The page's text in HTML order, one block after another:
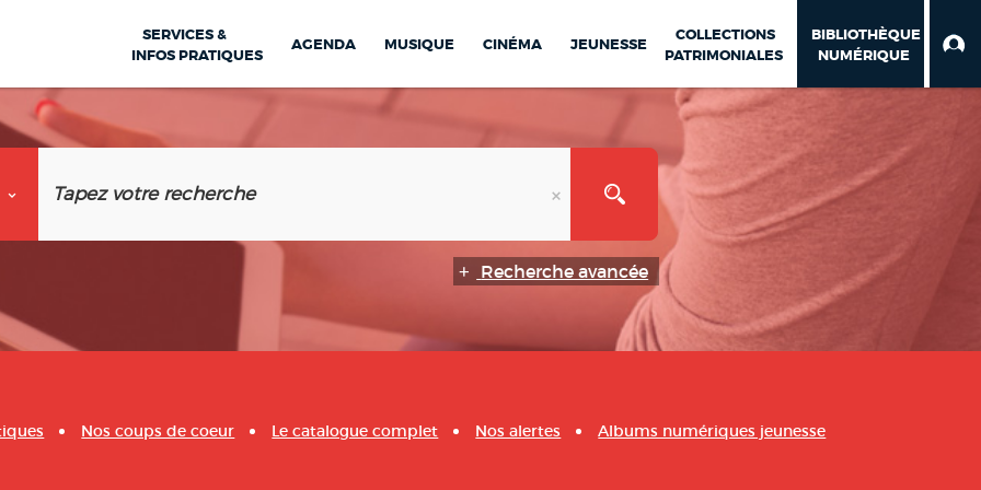
SERVICES &
INFOS PRATIQUES
AGENDA MUSIQUE CINÉMA JEUNESSE
COLLECTIONS
PATRIMONIALES
BIBLIOTHÈQUE
NUMÉRIQUE
Recherche avancée
Nos coups de coeur Le catalogue complet Nos alertes
Albums numériques jeunesse